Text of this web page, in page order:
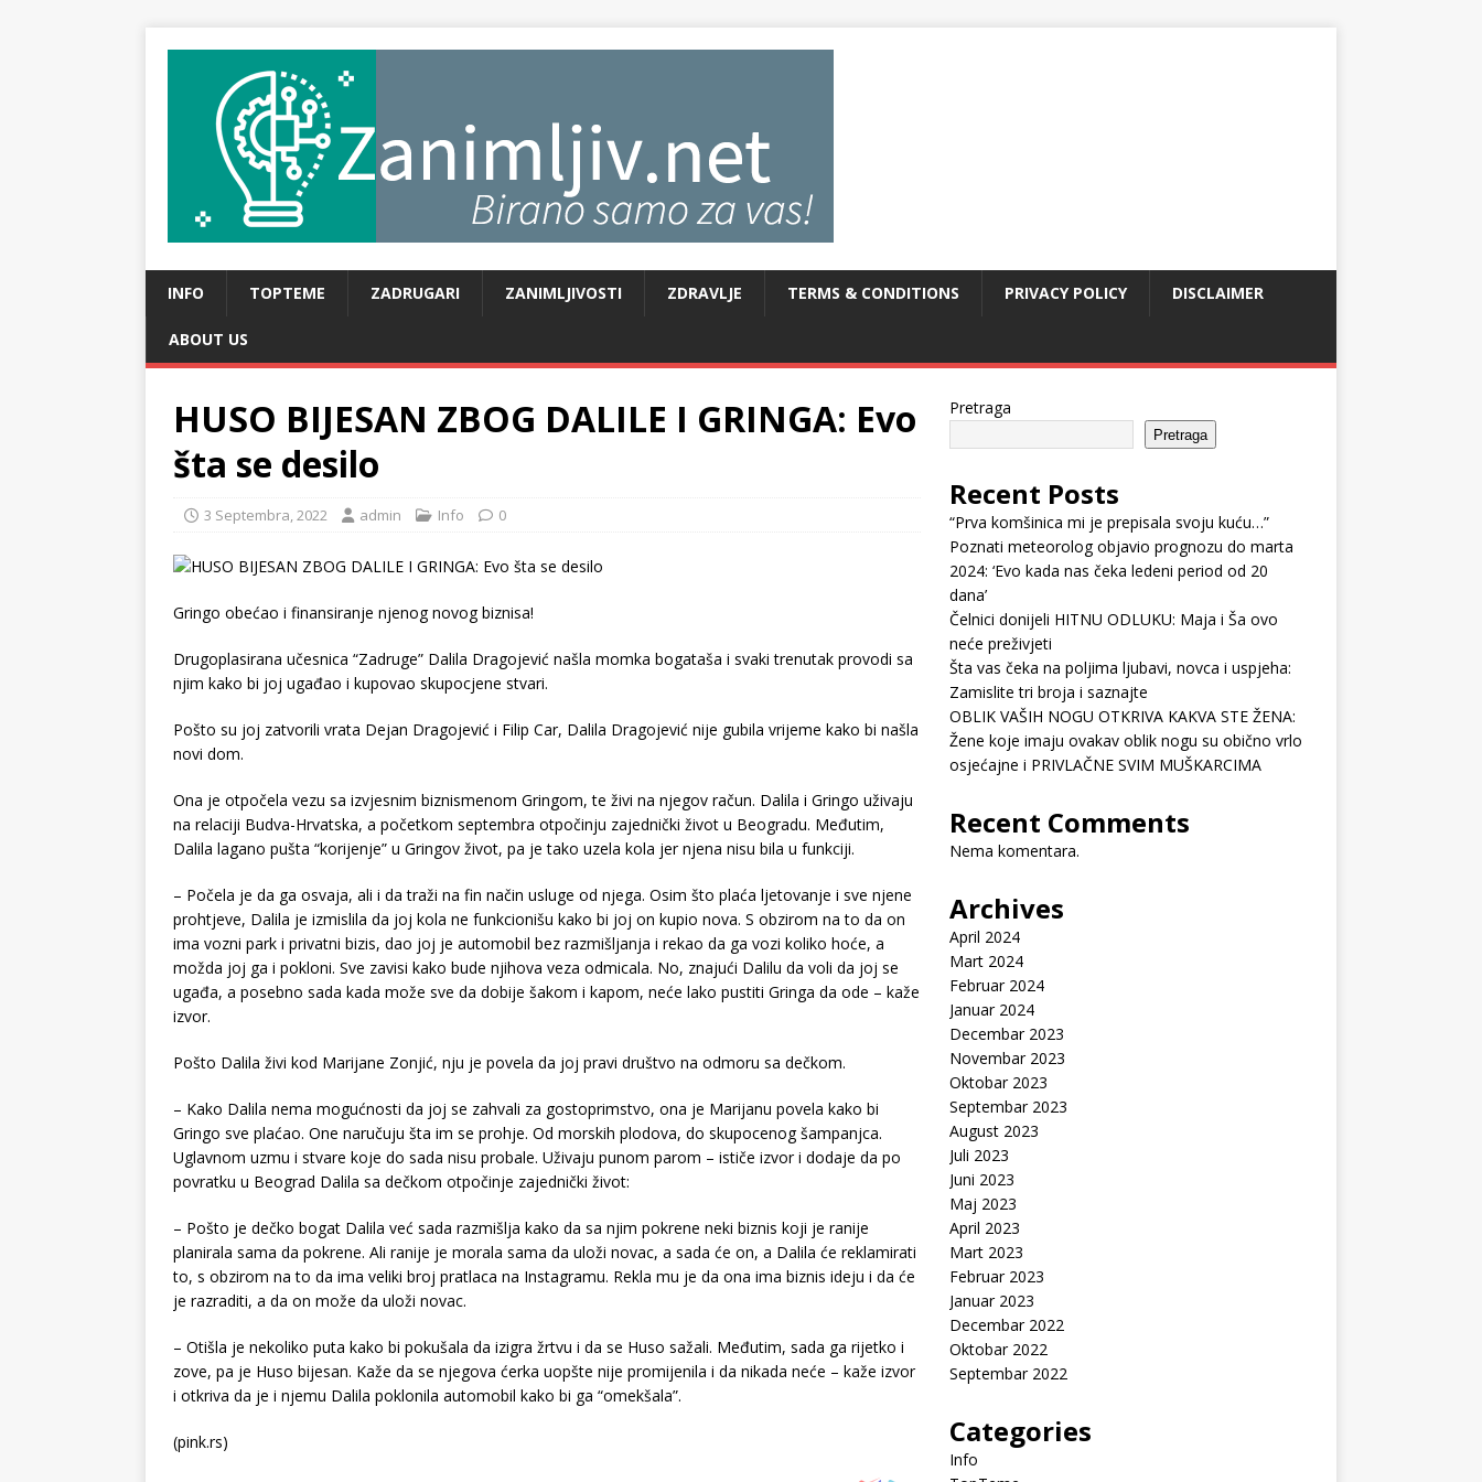
INFO TOPTEME ZADRUGARI ZANIMLJIVOSTI ZDRAVLJE TERMS & CONDITIONS PRIVACY POLICY DISCLAIMER
ABOUT US
HUSO BIJESAN ZBOG DALILE I GRINGA: Evo
šta se desilo
3 Septembra, 2022 admin Info 0
Gringo obećao i finansiranje njenog novog biznisa!
Drugoplasirana učesnica “Zadruge” Dalila Dragojević našla momka bogataša i svaki trenutak provodi sa
njim kako bi joj ugađao i kupovao skupocjene stvari.
Pošto su joj zatvorili vrata Dejan Dragojević i Filip Car, Dalila Dragojević nije gubila vrijeme kako bi našla
novi dom.
Ona je otpočela vezu sa izvjesnim biznismenom Gringom, te živi na njegov račun. Dalila i Gringo uživaju
na relaciji Budva-Hrvatska, a početkom septembra otpočinju zajednički život u Beogradu. Međutim,
Dalila lagano pušta “korijenje” u Gringov život, pa je tako uzela kola jer njena nisu bila u funkciji.
– Počela je da ga osvaja, ali i da traži na fin način usluge od njega. Osim što plaća ljetovanje i sve njene
prohtjeve, Dalila je izmislila da joj kola ne funkcionišu kako bi joj on kupio nova. S obzirom na to da on
ima vozni park i privatni bizis, dao joj je automobil bez razmišljanja i rekao da ga vozi koliko hoće, a
možda joj ga i pokloni. Sve zavisi kako bude njihova veza odmicala. No, znajući Dalilu da voli da joj se
ugađa, a posebno sada kada može sve da dobije šakom i kapom, neće lako pustiti Gringa da ode – kaže
izvor.
Pošto Dalila živi kod Marijane Zonjić, nju je povela da joj pravi društvo na odmoru sa dečkom.
– Kako Dalila nema mogućnosti da joj se zahvali za gostoprimstvo, ona je Marijanu povela kako bi
Gringo sve plaćao. One naručuju šta im se prohje. Od morskih plodova, do skupocenog šampanjca.
Uglavnom uzmu i stvare koje do sada nisu probale. Uživaju punom parom – ističe izvor i dodaje da po
povratku u Beograd Dalila sa dečkom otpočinje zajednički život:
– Pošto je dečko bogat Dalila već sada razmišlja kako da sa njim pokrene neki biznis koji je ranije
planirala sama da pokrene. Ali ranije je morala sama da uloži novac, a sada će on, a Dalila će reklamirati
to, s obzirom na to da ima veliki broj pratlaca na Instagramu. Rekla mu je da ona ima biznis ideju i da će
je razraditi, a da on može da uloži novac.
– Otišla je nekoliko puta kako bi pokušala da izigra žrtvu i da se Huso sažali. Međutim, sada ga rijetko i
zove, pa je Huso bijesan. Kaže da se njegova ćerka uopšte nije promijenila i da nikada neće – kaže izvor
i otkriva da je i njemu Dalila poklonila automobil kako bi ga “omekšala”.
(pink.rs)
Pretraga
Pretraga
Recent Posts
“Prva komšinica mi je prepisala svoju kuću…”
Poznati meteorolog objavio prognozu do marta
2024: ‘Evo kada nas čeka ledeni period od 20
dana’
Čelnici donijeli HITNU ODLUKU: Maja i Ša ovo
neće preživjeti
Šta vas čeka na poljima ljubavi, novca i uspjeha:
Zamislite tri broja i saznajte
OBLIK VAŠIH NOGU OTKRIVA KAKVA STE ŽENA:
Žene koje imaju ovakav oblik nogu su obično vrlo
osjećajne i PRIVLAČNE SVIM MUŠKARCIMA
Recent Comments
Nema komentara.
Archives
April 2024
Mart 2024
Februar 2024
Januar 2024
Decembar 2023
Novembar 2023
Oktobar 2023
Septembar 2023
August 2023
Juli 2023
Juni 2023
Maj 2023
April 2023
Mart 2023
Februar 2023
Januar 2023
Decembar 2022
Oktobar 2022
Septembar 2022
Categories
Info